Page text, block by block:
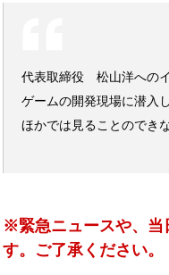
代表取締役 松山洋への
ゲームの開発現場に潜入
ほかでは見ることのでき
※緊急ニュースや、当
す。ご了承ください。